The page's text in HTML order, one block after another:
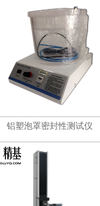
铝塑泡罩密封性测试仪